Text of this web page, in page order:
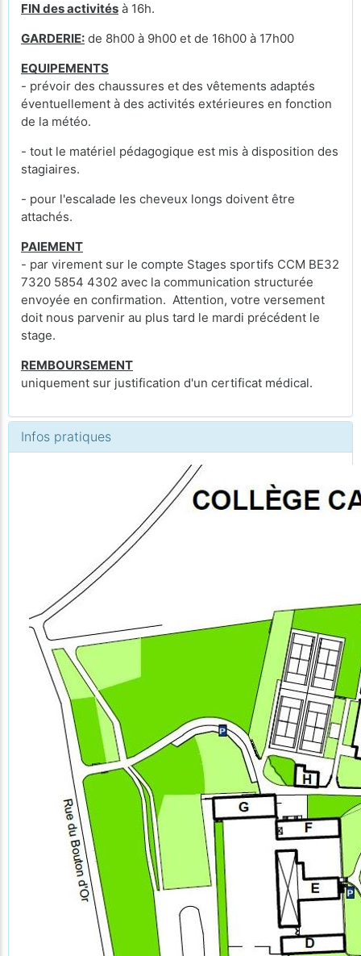
FIN des activités à 16h.
GARDERIE: de 8h00 à 9h00 et de 16h00 à 17h00
EQUIPEMENTS
- prévoir des chaussures et des vêtements adaptés
éventuellement à des activités extérieures en fonction
de la météo.
- tout le matériel pédagogique est mis à disposition des
stagiaires.
- pour l'escalade les cheveux longs doivent être
attachés.
PAIEMENT
- par virement sur le compte Stages sportifs CCM BE32
7320 5854 4302 avec la communication structurée
envoyée en confirmation. Attention, votre versement
doit nous parvenir au plus tard le mardi précédent le
stage.
REMBOURSEMENT
uniquement sur justification d'un certificat médical.
Infos pratiques